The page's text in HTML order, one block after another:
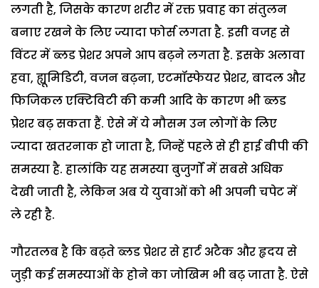
लगती है, जिसके कारण शरीर में रक्त प्रवाह का संतुलन
बनाए रखने के लिए ज्यादा फोर्स लगता है. इसी वजह से
विंटर में ब्लड प्रेशर अपने आप बढ़ने लगता है. इसके अलावा
हवा, ह्यूमिडिटी, वजन बढ़ना, एटमॉस्फेयर प्रेशर, बादल और
फिजिकल एक्टिविटी की कमी आदि के कारण भी ब्लड
प्रेशर बढ़ सकता हैं. ऐसे में ये मौसम उन लोगों के लिए
ज्यादा खतरनाक हो जाता है, जिन्हें पहले से ही हाई बीपी की
समस्या है. हालांकि यह समस्या बुजुर्गों में सबसे अधिक
देखी जाती है, लेकिन अब ये युवाओं को भी अपनी चपेट में
ले रही है.
गौरतलब है कि बढ़ते ब्लड प्रेशर से हार्ट अटैक और हृदय से
जुड़ी कई समस्याओं के होने का जोखिम भी बढ़ जाता है. ऐसे